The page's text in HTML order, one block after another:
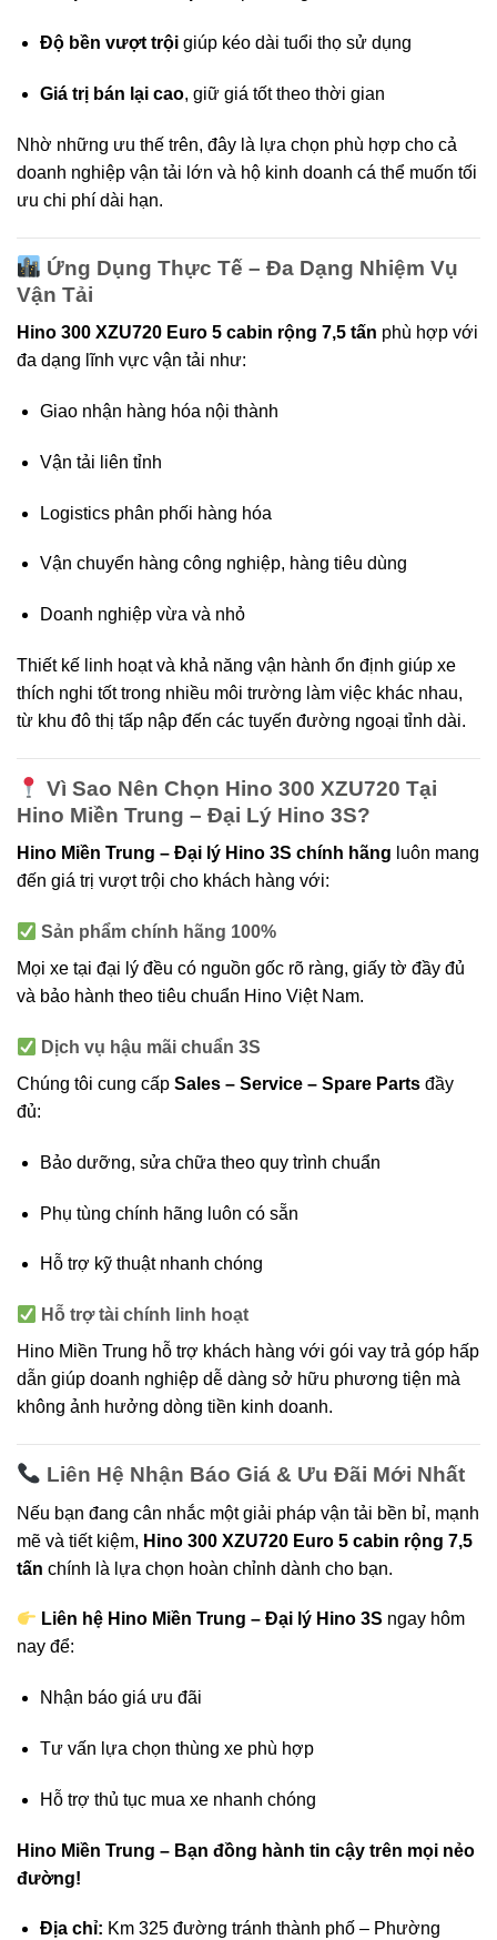
Độ bền vượt trộigiúp kéo dài tuổi thọ sử dụng
Giá trị bán lại cao, giữ giá tốt theo thời gian
Nhờ những ưu thế trên, đây là lựa chọn phù hợp cho cả
doanh nghiệp vận tải lớn và hộ kinh doanh cá thể muốn tối
ưu chi phí dài hạn.
Ứng Dụng Thực Tế – Đa Dạng Nhiệm Vụ
Vận Tải
Hino 300 XZU720 Euro 5 cabin rộng 7,5 tấn phù hợp với
đa dạng lĩnh vực vận tải như:
Giao nhận hàng hóa nội thành
Vận tải liên tỉnh
Logistics phân phối hàng hóa
Vận chuyển hàng công nghiệp, hàng tiêu dùng
Doanh nghiệp vừa và nhỏ
Thiết kế linh hoạt và khả năng vận hành ổn định giúp xe
thích nghi tốt trong nhiều môi trường làm việc khác nhau,
từ khu đô thị tấp nập đến các tuyến đường ngoại tỉnh dài.
Vì Sao Nên Chọn Hino 300 XZU720 Tại
Hino Miền Trung – Đại Lý Hino 3S?
Hino Miền Trung – Đại lý Hino 3S chính hãng luôn mang
đến giá trị vượt trội cho khách hàng với:
Sản phẩm chính hãng 100%
Mọi xe tại đại lý đều có nguồn gốc rõ ràng, giấy tờ đầy đủ
và bảo hành theo tiêu chuẩn Hino Việt Nam.
Dịch vụ hậu mãi chuẩn 3S
Chúng tôi cung cấp Sales – Service – Spare Parts đầy
đủ:
Bảo dưỡng, sửa chữa theo quy trình chuẩn
Phụ tùng chính hãng luôn có sẵn
Hỗ trợ kỹ thuật nhanh chóng
Hỗ trợ tài chính linh hoạt
Hino Miền Trung hỗ trợ khách hàng với gói vay trả góp hấp
dẫn giúp doanh nghiệp dễ dàng sở hữu phương tiện mà
không ảnh hưởng dòng tiền kinh doanh.
Liên Hệ Nhận Báo Giá & Ưu Đãi Mới Nhất
Nếu bạn đang cân nhắc một giải pháp vận tải bền bỉ, mạnh
mẽ và tiết kiệm, Hino 300 XZU720 Euro 5 cabin rộng 7,5
tấn chính là lựa chọn hoàn chỉnh dành cho bạn.
Liên hệ Hino Miền Trung – Đại lý Hino 3S ngay hôm
nay để:
Nhận báo giá ưu đãi
Tư vấn lựa chọn thùng xe phù hợp
Hỗ trợ thủ tục mua xe nhanh chóng
Hino Miền Trung – Bạn đồng hành tin cậy trên mọi nẻo
đường!
Địa chỉ: Km 325 đường tránh thành phố – Phường